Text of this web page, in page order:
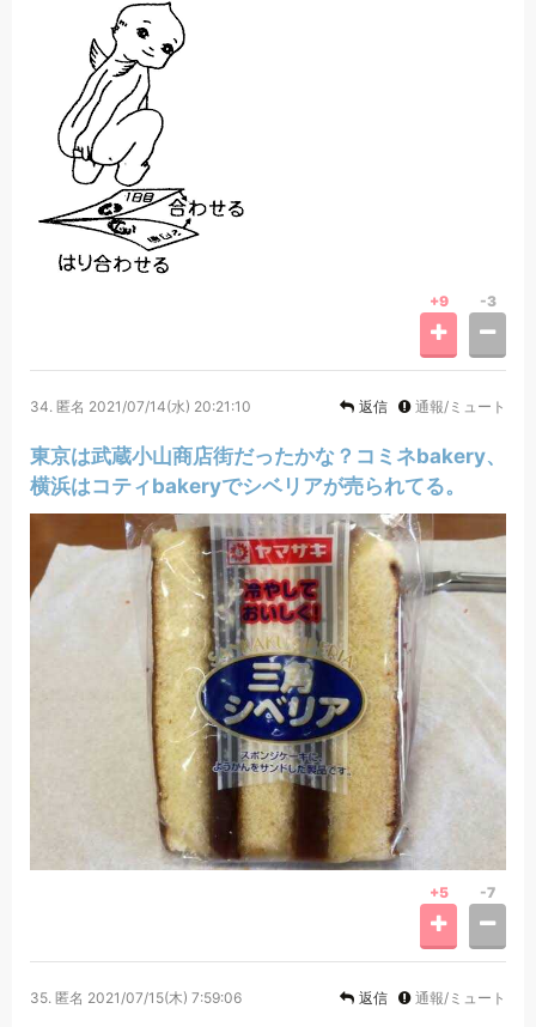
+9 -3
34. 匿名 2021/07/14(水) 20:21:10 返信 通報/ミュート
東京は武蔵小山商店街だったかな？コミネbakery、
横浜はコティbakeryでシベリアが売られてる。
+5 -7
35. 匿名 2021/07/15(木) 7:59:06 返信 通報/ミュート